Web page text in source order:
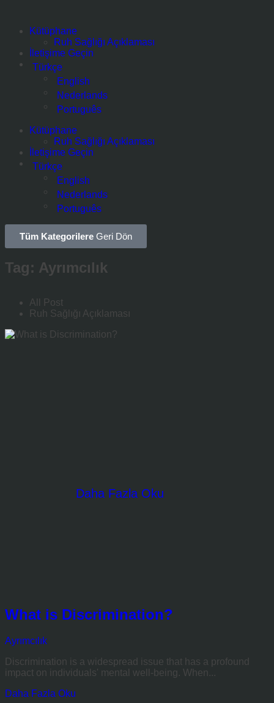
Kütüphane
Ruh Sağlığı Açıklaması
İletişime Geçin
Türkçe
English
Nederlands
Português
Kütüphane
Ruh Sağlığı Açıklaması
İletişime Geçin
Türkçe
English
Nederlands
Português
Tüm Kategorilere Geri Dön
Tag: Ayrımcılık
All Post
Ruh Sağlığı Açıklaması
What is Discrimination?
Daha Fazla Oku
Ayrımcılık
Discrimination is a widespread issue that has a profound
impact on individuals' mental well-being. When...
Daha Fazla Oku